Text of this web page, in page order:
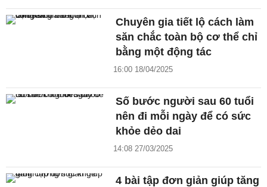
Chuyên gia tiết lộ cách làm
săn chắc toàn bộ cơ thể chỉ
bằng một động tác
16:00 18/04/2025
Số bước người sau 60 tuổi
nên đi mỗi ngày để có sức
khỏe dẻo dai
14:08 27/03/2025
4 bài tập đơn giản giúp tăng